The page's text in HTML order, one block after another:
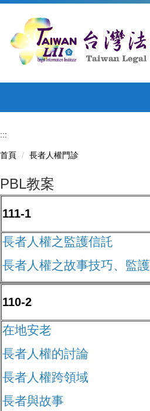
要
區
:::
首頁 長者人權門診
PBL教案
111-1
長者人權之監護信託
長者人權之故事技巧、監護
110-2
在地安老
長者人權的討論
長者人權跨領域
長者與故事